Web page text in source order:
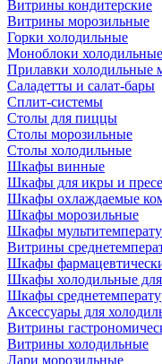
Витрины кондитерские
Витрины морозильные
Горки холодильные
Моноблоки холодильные
Прилавки холодильные
Саладетты и салат-бары
Сплит-системы
Столы для пиццы
Столы морозильные
Столы холодильные
Шкафы винные
Шкафы для икры и
Шкафы охлаждаемые
Шкафы морозильные
Шкафы
Витрины
Шкафы
Шкафы холодильные для
Шкафы
Аксессуары для
Витрины
Витрины холодильные
Лари морозильные